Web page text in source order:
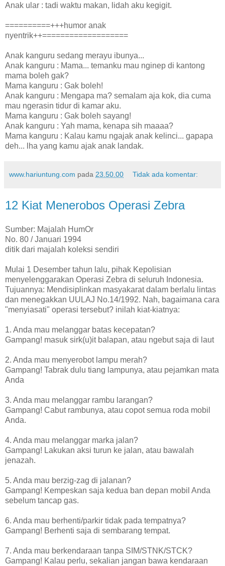
Anak ular : tadi waktu makan, lidah aku kegigit.
==========+++humor anak
nyentrik++===================
Anak kanguru sedang merayu ibunya...
Anak kanguru : Mama... temanku mau nginep di kantong
mama boleh gak?
Mama kanguru : Gak boleh!
Anak kanguru : Mengapa ma? semalam aja kok, dia cuma
mau ngerasin tidur di kamar aku.
Mama kanguru : Gak boleh sayang!
Anak kanguru : Yah mama, kenapa sih maaaa?
Mama kanguru : Kalau kamu ngajak anak kelinci... gapapa
deh... lha yang kamu ajak anak landak.
www.hariuntung.com pada 23.50.00 Tidak ada komentar:
12 Kiat Menerobos Operasi Zebra
Sumber: Majalah HumOr
No. 80 / Januari 1994
ditik dari majalah koleksi sendiri
Mulai 1 Desember tahun lalu, pihak Kepolisian
menyelenggarakan Operasi Zebra di seluruh Indonesia.
Tujuannya: Mendisiplinkan masyakarat dalam berlalu lintas
dan menegakkan UULAJ No.14/1992. Nah, bagaimana cara
"menyiasati" operasi tersebut? inilah kiat-kiatnya:
1. Anda mau melanggar batas kecepatan?
Gampang! masuk sirk(u)it balapan, atau ngebut saja di laut
2. Anda mau menyerobot lampu merah?
Gampang! Tabrak dulu tiang lampunya, atau pejamkan mata
Anda
3. Anda mau melanggar rambu larangan?
Gampang! Cabut rambunya, atau copot semua roda mobil
Anda.
4. Anda mau melanggar marka jalan?
Gampang! Lakukan aksi turun ke jalan, atau bawalah
jenazah.
5. Anda mau berzig-zag di jalanan?
Gampang! Kempeskan saja kedua ban depan mobil Anda
sebelum tancap gas.
6. Anda mau berhenti/parkir tidak pada tempatnya?
Gampang! Berhenti saja di sembarang tempat.
7. Anda mau berkendaraan tanpa SIM/STNK/STCK?
Gampang! Kalau perlu, sekalian jangan bawa kendaraan